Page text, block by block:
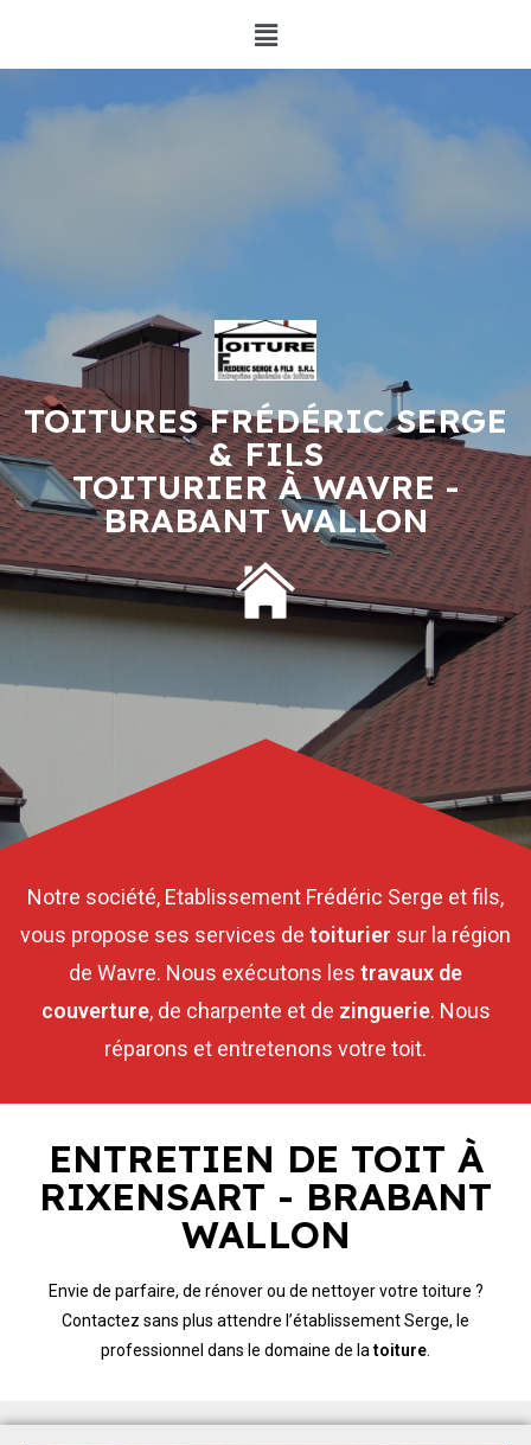
TOITURES FRÉDÉRIC SERGE
& FILS
TOITURIER À WAVRE -
BRABANT WALLON
Notre société, Etablissement Frédéric Serge et fils,
vous propose ses services de toiturier sur la région
de Wavre. Nous exécutons les travaux de
couverture, de charpente et de zinguerie. Nous
réparons et entretenons votre toit.
ENTRETIEN DE TOIT À
RIXENSART - BRABANT
WALLON
Envie de parfaire, de rénover ou de nettoyer votre toiture ?
Contactez sans plus attendre l’établissement Serge, le
professionnel dans le domaine de latoiture.